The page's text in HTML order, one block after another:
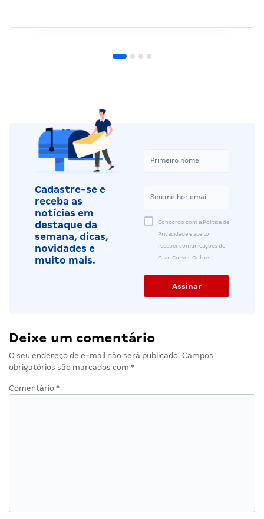
Cadastre-se e
receba as
notícias em
destaque da
semana, dicas,
novidades e
muito mais.
Concordo com a Política de
Privacidade e aceito
receber comunicações do
Gran Cursos Online.
Deixe um comentário
O seu endereço de e-mail não será publicado. Campos
obrigatórios são marcados com *
Comentário *